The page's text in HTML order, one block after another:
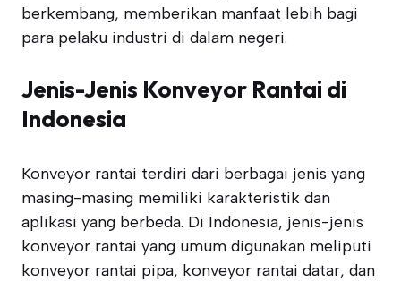
berkembang, memberikan manfaat lebih bagi
para pelaku industri di dalam negeri.
Jenis-Jenis Konveyor Rantai di
Indonesia
Konveyor rantai terdiri dari berbagai jenis yang
masing-masing memiliki karakteristik dan
aplikasi yang berbeda. Di Indonesia, jenis-jenis
konveyor rantai yang umum digunakan meliputi
konveyor rantai pipa, konveyor rantai datar, dan